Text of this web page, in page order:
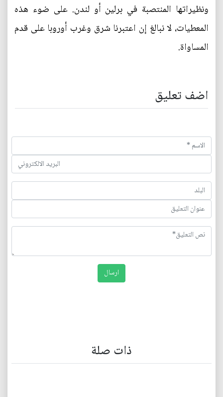
ونظيراتها المنتصبة في برلين أو لندن. على ضوء هذه
المعطيات، لا نبالغ إن اعتبرنا شرق وغرب أوروبا على قدم
المساواة.
اضف تعليق
ذات صلة